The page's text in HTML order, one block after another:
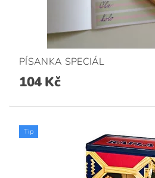
PÍSANKA SPECIÁL
104 Kč
Tip